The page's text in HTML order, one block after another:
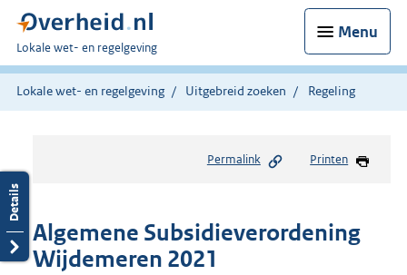
Menu
U
bent
hier:
Lokale wet- en regelgeving
Lokale wet- en regelgeving Uitgebreid zoeken Regeling
Permalink Printen
Algemene Subsidieverordening
Wijdemeren 2021